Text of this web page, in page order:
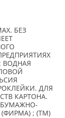
БЕЗ
ВОДНАЯ
ДЛЯ
КАРТОНА.
; (TM)